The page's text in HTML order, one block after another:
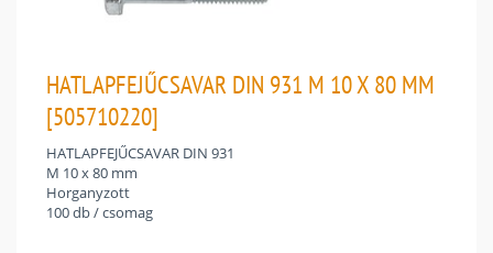
HATLAPFEJŰCSAVAR DIN 931 M 10 X 80 MM
[505710220]
HATLAPFEJŰCSAVAR DIN 931
M 10 x 80 mm
Horganyzott
100 db / csomag